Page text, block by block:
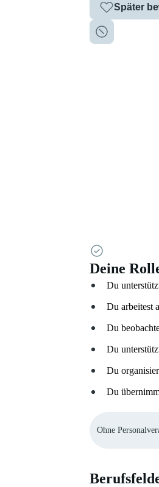
Später
Deine
Du
Du arbeitest
Du
Du
Du
Du
Ohne